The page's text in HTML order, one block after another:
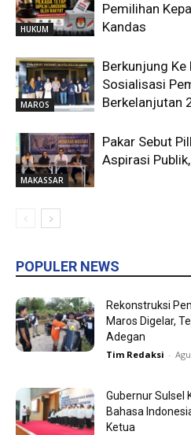
HUKUM
Pemilihan
Kandas
MAROS
Berkunjung Ke
Sosialisasi
Berkelanjutan
MAKASSAR
Pakar Sebut
Aspirasi
POPULER NEWS
Rekonstruksi
Maros Digelar,
Adegan
Tim Redaksi -
Gubernur Sulsel
Bahasa
Ketua